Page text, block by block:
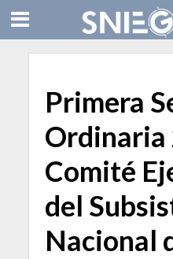
Primera
Ordinaria
Comité
del
Nacional